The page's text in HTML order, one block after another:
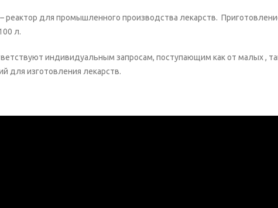
для промышленного производства лекарств.
л.
индивидуальным запросам, поступающим как от малых ,
для изготовления лекарств.